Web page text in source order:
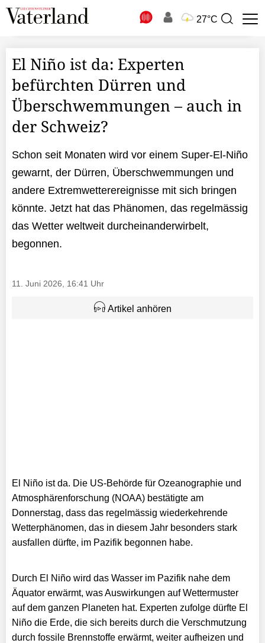
27°C
Suchbegriff
El Niño ist da: Experten
befürchten Dürren und
Überschwemmungen – auch in
der Schweiz?
Schon seit Monaten wird vor einem Super-El-Niño
gewarnt, der Dürren, Überschwemmungen und
andere Extremwetterereignisse mit sich bringen
könnte. Jetzt hat das Phänomen, das regelmässig
das Wetter weltweit durcheinanderwirbelt,
begonnen.
11. Juni 2026, 16:41 Uhr
Artikel anhören
El Niño ist da. Die US-Behörde für Ozeanographie und
Atmosphärenforschung (NOAA) bestätigte am
Donnerstag, dass das regelmässig wiederkehrende
Wetterphänomen, das in diesem Jahr besonders stark
ausfallen dürfte, im Pazifik begonnen habe.
Durch El Niño wird das Wasser im Pazifik nahe dem
Äquator erwärmt, was Auswirkungen auf Wettermuster
auf dem ganzen Planeten hat. Experten zufolge dürfte El
Niño die Erde, die sich bereits durch die Verschmutzung
durch fossile Brennstoffe erwärmt, weiter aufheizen und